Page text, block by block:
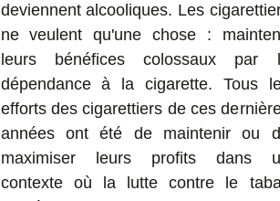
deviennent alcooliques. Les
ne veulent qu'une chose :
leurs bénéfices colossaux par
dépendance à la cigarette. Tous
efforts des cigarettiers de ces
années ont été de maintenir ou
maximiser leurs profits dans
contexte où la lutte contre le